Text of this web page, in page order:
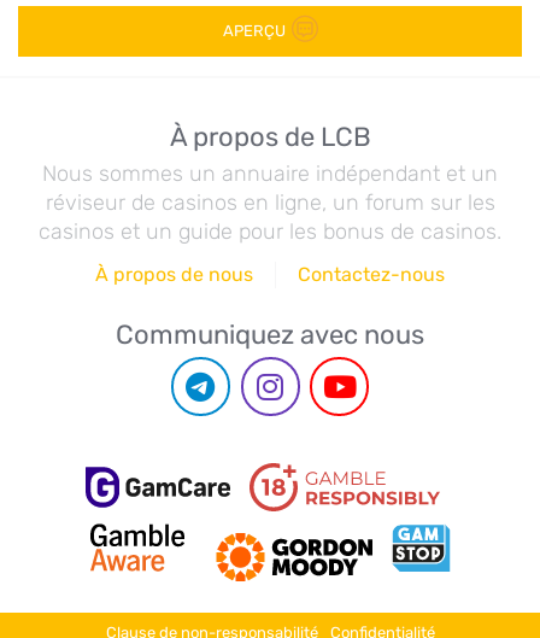
APERÇU
À propos de LCB
Nous sommes un annuaire indépendant et un
réviseur de casinos en ligne, un forum sur les
casinos et un guide pour les bonus de casinos.
À propos de nous Contactez-nous
Communiquez avec nous
Clause de non-responsabilité Confidentialité